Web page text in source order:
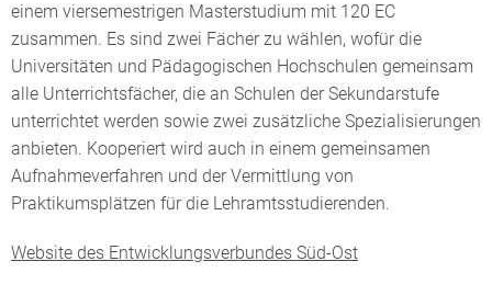
einem viersemestrigen Masterstudium mit 120 EC
zusammen. Es sind zwei Fächer zu wählen, wofür die
Universitäten und Pädagogischen Hochschulen gemeinsam
alle Unterrichtsfächer, die an Schulen der Sekundarstufe
unterrichtet werden sowie zwei zusätzliche Spezialisierungen
anbieten. Kooperiert wird auch in einem gemeinsamen
Aufnahmeverfahren und der Vermittlung von
Praktikumsplätzen für die Lehramtsstudierenden.
Website des Entwicklungsverbundes Süd-Ost